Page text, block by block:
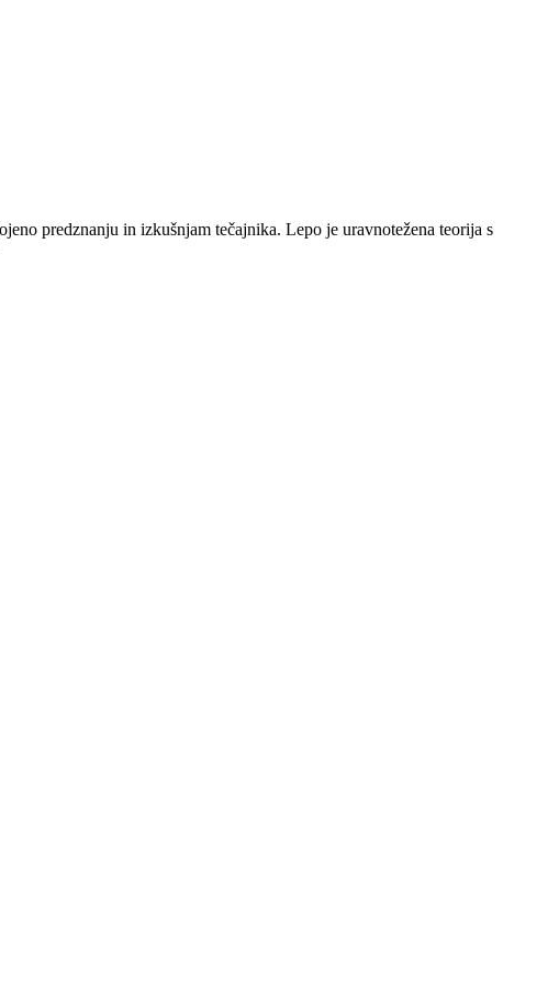
predznanju in izkušnjam tečajnika. Lepo je uravnotežena teorija s